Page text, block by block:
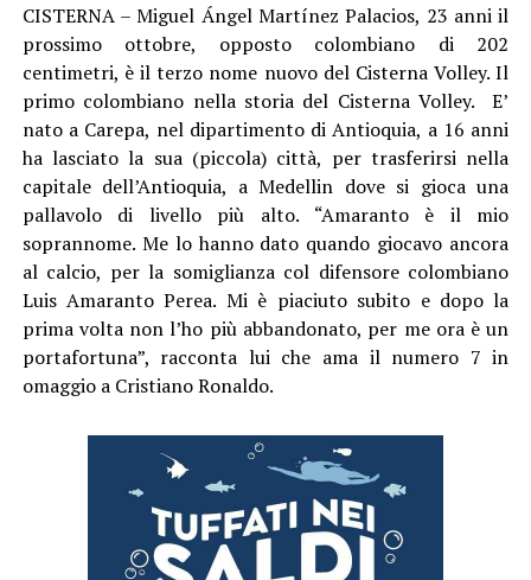
CISTERNA – Miguel Ángel Martínez Palacios, 23 anni il
prossimo ottobre, opposto colombiano di 202
centimetri, è il terzo nome nuovo del Cisterna Volley. Il
primo colombiano nella storia del Cisterna Volley. E’
nato a Carepa, nel dipartimento di Antioquia, a 16 anni
ha lasciato la sua (piccola) città, per trasferirsi nella
capitale dell’Antioquia, a Medellin dove si gioca una
pallavolo di livello più alto. “Amaranto è il mio
soprannome. Me lo hanno dato quando giocavo ancora
al calcio, per la somiglianza col difensore colombiano
Luis Amaranto Perea. Mi è piaciuto subito e dopo la
prima volta non l’ho più abbandonato, per me ora è un
portafortuna”, racconta lui che ama il numero 7 in
omaggio a Cristiano Ronaldo.